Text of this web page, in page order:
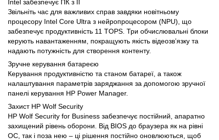
Intel забезпечує ПК з ІІ
Звільніть час для важливих справ завдяки новітньому
процесору Intel Core Ultra з нейропроцесором (NPU), що
забезпечує продуктивність 11 TOPS. Три обчислювальні блоки
керують навантаженням, покращують якість відеозв’язку та
надають потужність для створення контенту.
Зручне керування батареєю
Керування продуктивністю та станом батареї, а також
налаштування параметрів заряджання за допомогою зручної
панелі керування HP Power Manager.
Захист HP Wolf Security
HP Wolf Security for Business забезпечує постійний, апаратно
захищений рівень оборони. Від BIOS до браузера як на рівні
ОС, так і поза нею – ці рішення постійно оновлюються, щоб